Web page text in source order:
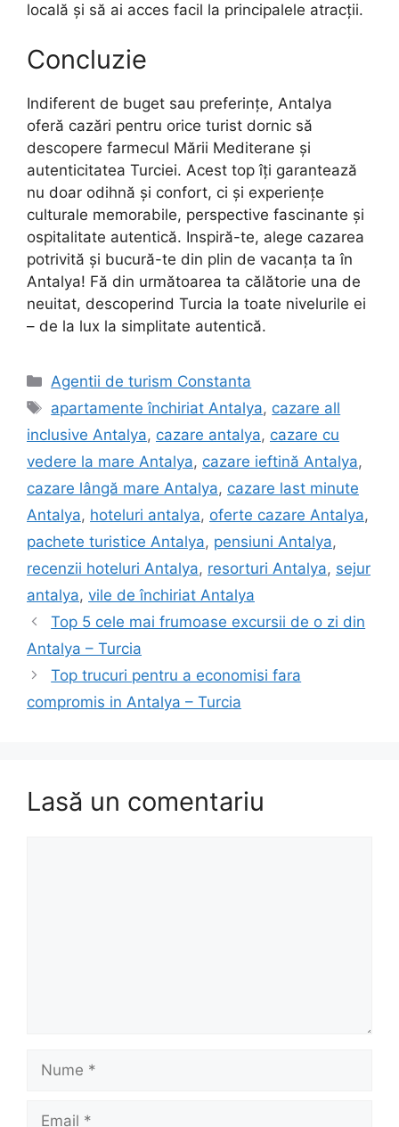
locală și să ai acces facil la principalele atracții.
Concluzie
Indiferent de buget sau preferințe, Antalya
oferă cazări pentru orice turist dornic să
descopere farmecul Mării Mediterane și
autenticitatea Turciei. Acest top îți garantează
nu doar odihnă și confort, ci și experiențe
culturale memorabile, perspective fascinante și
ospitalitate autentică. Inspiră-te, alege cazarea
potrivită și bucură-te din plin de vacanța ta în
Antalya! Fă din următoarea ta călătorie una de
neuitat, descoperind Turcia la toate nivelurile ei
– de la lux la simplitate autentică.
Categorii
Agentii de turism Constanta
Etichete
apartamente închiriat Antalya, cazare all
inclusive Antalya, cazare antalya, cazare cu
vedere la mare Antalya, cazare ieftină Antalya,
cazare lângă mare Antalya, cazare last minute
Antalya, hoteluri antalya, oferte cazare Antalya,
pachete turistice Antalya, pensiuni Antalya,
recenzii hoteluri Antalya, resorturi Antalya, sejur
antalya, vile de închiriat Antalya
Top 5 cele mai frumoase excursii de o zi din
Antalya – Turcia
Top trucuri pentru a economisi fara
compromis in Antalya – Turcia
Lasă un comentariu